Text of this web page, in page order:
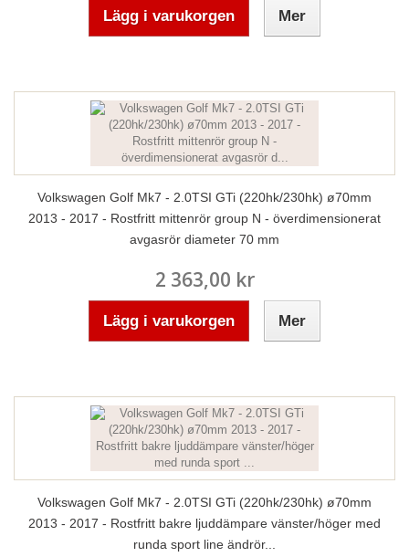
Lägg i varukorgen Mer
Volkswagen Golf Mk7 - 2.0TSI GTi (220hk/230hk) ø70mm
2013 - 2017 - Rostfritt mittenrör group N - överdimensionerat
avgasrör diameter 70 mm
2 363,00 kr
Lägg i varukorgen Mer
Volkswagen Golf Mk7 - 2.0TSI GTi (220hk/230hk) ø70mm
2013 - 2017 - Rostfritt bakre ljuddämpare vänster/höger med
runda sport line ändrör...